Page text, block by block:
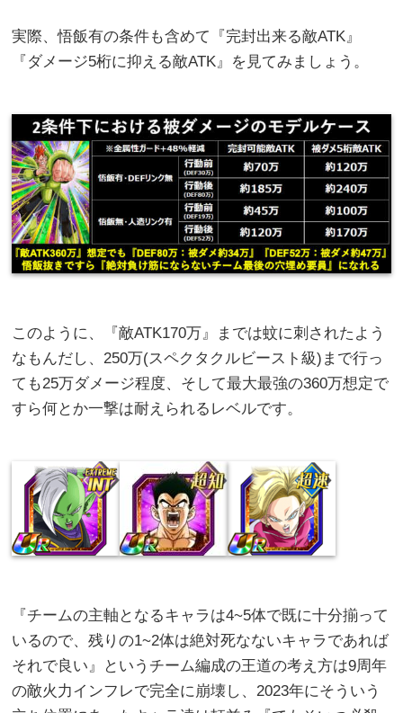
実際、悟飯有の条件も含めて『完封出来る敵ATK』
『ダメージ5桁に抑える敵ATK』を見てみましょう。
このように、『敵ATK170万』までは蚊に刺されたよう
なもんだし、250万(スペクタクルビースト級)まで行っ
ても25万ダメージ程度、そして最大最強の360万想定で
すら何とか一撃は耐えられるレベルです。
『チームの主軸となるキャラは4~5体で既に十分揃って
いるので、残りの1~2体は絶対死なないキャラであれば
それで良い』というチーム編成の王道の考え方は9周年
の敵火力インフレで完全に崩壊し、2023年にそういう